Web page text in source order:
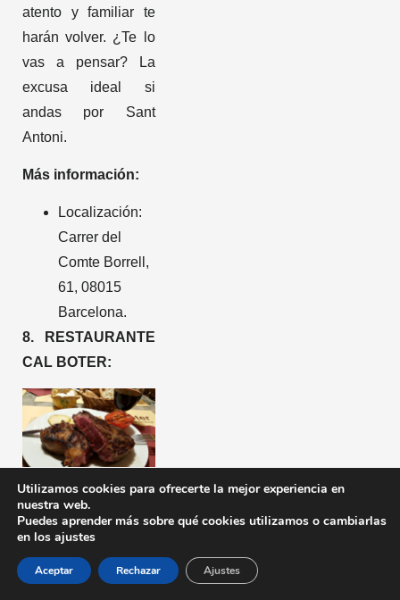
atento y familiar te
harán volver. ¿Te lo
vas a pensar? La
excusa ideal si
andas por Sant
Antoni.
Más información:
Localización:
Carrer del
Comte Borrell,
61, 08015
Barcelona.
8. RESTAURANTE
CAL BOTER:
Restaurante Cal
Boter – Foto
Utilizamos cookies para ofrecerte la mejor experiencia en
nuestra web.
Puedes aprender más sobre qué cookies utilizamos o cambiarlas
en los ajustes
Aceptar Rechazar Ajustes
1